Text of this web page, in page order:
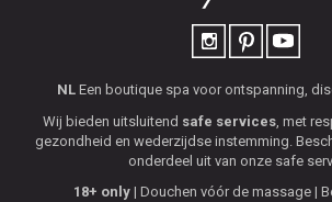
NL Een boutique spa voor ontspanning,
Wij bieden uitsluitend safe services , met
gezondheid en wederzijdse instemming.
onderdeel uit van onze safe
18+ only Douchen vóór de massage